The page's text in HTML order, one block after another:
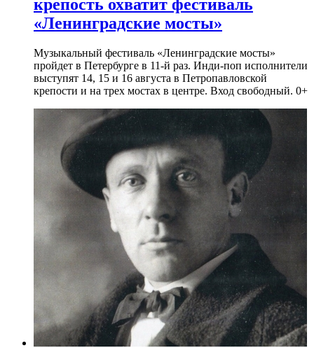
крепость охватит фестиваль
«Ленинградские мосты»
Музыкальный фестиваль «Ленинградские мосты»
пройдет в Петербурге в 11-й раз. Инди-поп исполнители
выступят 14, 15 и 16 августа в Петропавловской
крепости и на трех мостах в центре. Вход свободный. 0+